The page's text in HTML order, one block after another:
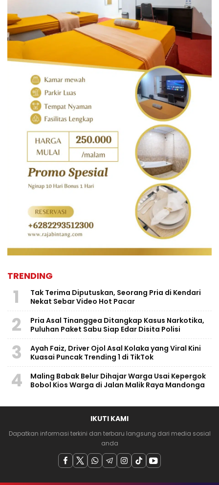
TRENDING
1
Tak Terima Diputuskan, Seorang Pria di Kendari
Nekat Sebar Video Hot Pacar
2
Pria Asal Tinanggea Ditangkap Kasus Narkotika,
Puluhan Paket Sabu Siap Edar Disita Polisi
3
Ayah Faiz, Driver Ojol Asal Kolaka yang Viral Kini
Kuasai Puncak Trending 1 di TikTok
4
Maling Babak Belur Dihajar Warga Usai Kepergok
Bobol Kios Warga di Jalan Malik Raya Mandonga
IKUTI KAMI
Dapatkan informasi terkini dan terbaru langsung dari media sosial
anda